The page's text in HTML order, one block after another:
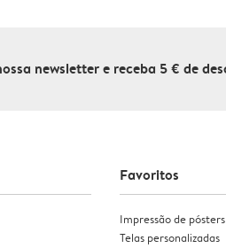
newsletter e receba 5 € de
Favoritos
Impressão de pósters
Telas personalizadas